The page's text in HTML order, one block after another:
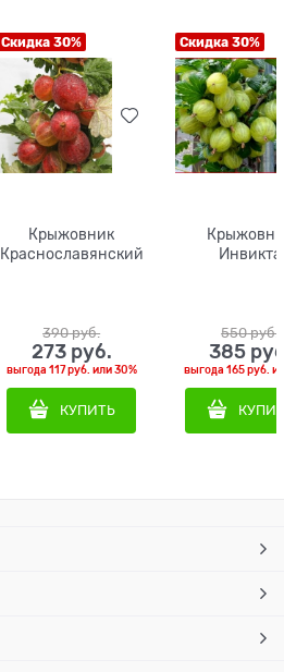
Скидка 30%
Крыжовник
Краснославянский
390 руб.
273 руб.
выгода 117 руб. или30%
КУПИТЬ
Скидка 30%
Инвикта
550 руб.
385
выгода 165 руб.